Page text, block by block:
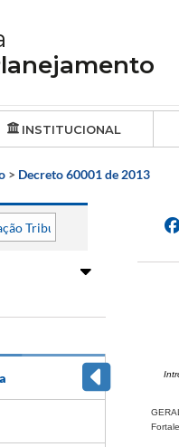
INSTITUCIONAL
> Decreto 60001 de 2013